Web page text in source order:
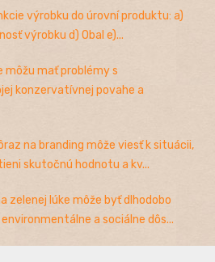
výrobku do úrovní produktu: a)
výrobku d) Obal e)...
môžu mať problémy s
konzervatívnej povahe a
na branding môže viesť k situácii,
skutočnú hodnotu a kv...
zelenej lúke môže byť dlhodobo
a sociálne dôs...